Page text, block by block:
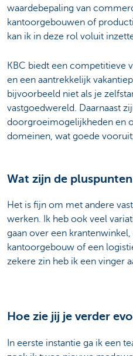
waardebepaling van
kantoorgebouwen of
kan ik in deze rol voluit
KBC biedt een competitieve
en een aantrekkelijk
bijvoorbeeld niet als je
vastgoedwereld. Daarnaast
doorgroeimogelijkheden en
domeinen, wat goede
Wat zijn de
Het is fijn om met andere
werken. Ik heb ook veel
gaan over een
kantoorgebouw of een
zekere zin heb ik een vinger
Hoe zie jij je verder
In eerste instantie ga ik een